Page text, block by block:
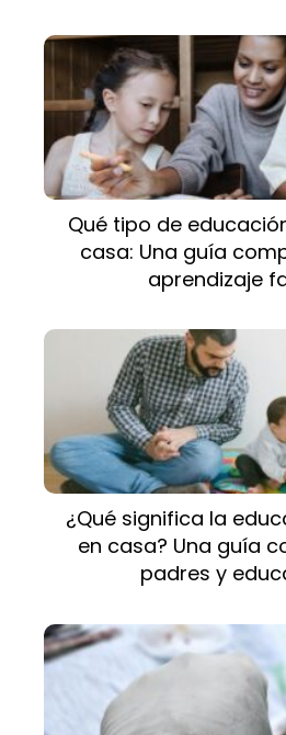
Qué tipo de
casa: Una guía
aprendizaje
¿Qué significa la
en casa? Una guía
padres y